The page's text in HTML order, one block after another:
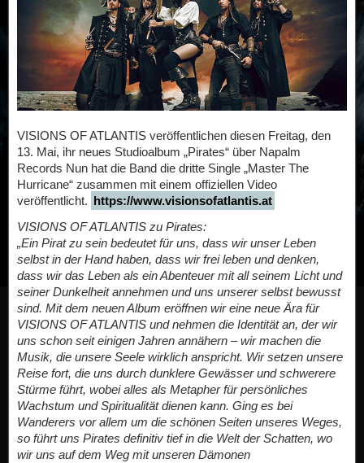
VISIONS OF ATLANTIS veröffentlichen diesen Freitag, den
13. Mai, ihr neues Studioalbum „Pirates“ über Napalm
Records Nun hat die Band die dritte Single „Master The
Hurricane“ zusammen mit einem offiziellen Video
veröffentlicht. https://www.visionsofatlantis.at
VISIONS OF ATLANTIS zu Pirates:
„Ein Pirat zu sein bedeutet für uns, dass wir unser Leben
selbst in der Hand haben, dass wir frei leben und denken,
dass wir das Leben als ein Abenteuer mit all seinem Licht und
seiner Dunkelheit annehmen und uns unserer selbst bewusst
sind. Mit dem neuen Album eröffnen wir eine neue Ära für
VISIONS OF ATLANTIS und nehmen die Identität an, der wir
uns schon seit einigen Jahren annähern – wir machen die
Musik, die unsere Seele wirklich anspricht. Wir setzen unsere
Reise fort, die uns durch dunklere Gewässer und schwerere
Stürme führt, wobei alles als Metapher für persönliches
Wachstum und Spiritualität dienen kann. Ging es bei
Wanderers vor allem um die schönen Seiten unseres Weges,
so führt uns Pirates definitiv tief in die Welt der Schatten, wo
wir uns auf dem Weg mit unseren Dämonen